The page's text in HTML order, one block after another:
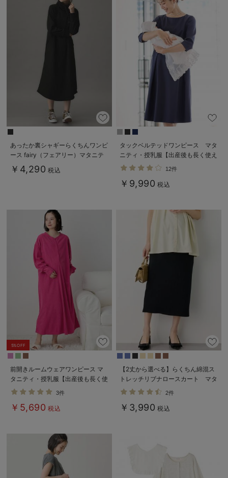
あったか裏シャギーらくちんワンピ
ース fairy（フェアリー）マタニテ
ィ・産後 【出産後も長く使える】
￥4,290 税込
タックベルテッドワンピース マタ
ニティ・授乳服【出産後も長く使え
る】
12件
￥9,990 税込
5%OFF
前開きルームウェアワンピース マ
タニティ・授乳服【出産後も長く使
える】
3件
￥5,690 税込
【2丈から選べる】らくちん綿混ス
トレッチリブナロースカート マタ
ニティ・産後【出産後も長く使え
2件
￥3,990 税込